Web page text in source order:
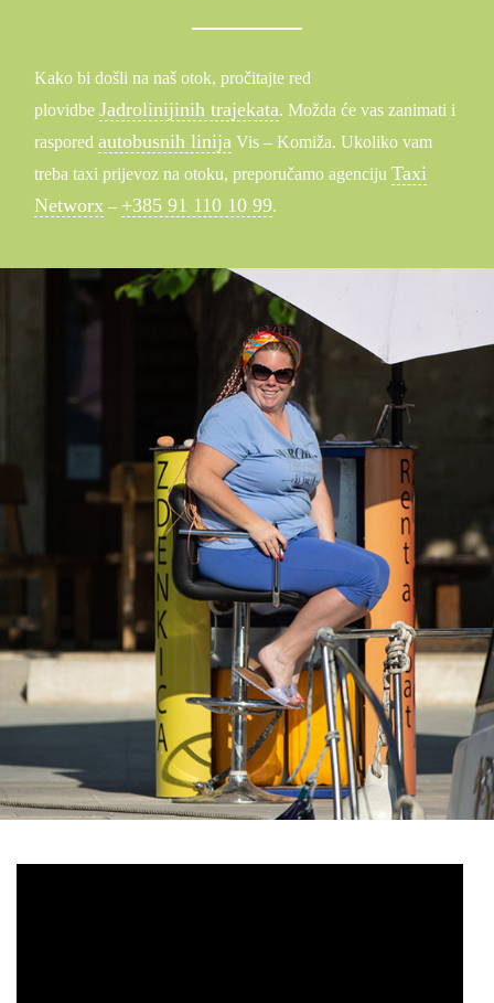
Kako bi došli na naš otok, pročitajte red
plovidbeJadrolinijinih trajekata. Možda će vas zanimati i
rasporedautobusnih linija Vis – Komiža. Ukoliko vam
treba taxi prijevoz na otoku, preporučamo agencijuTaxi
Networx – +385 91 110 10 99.